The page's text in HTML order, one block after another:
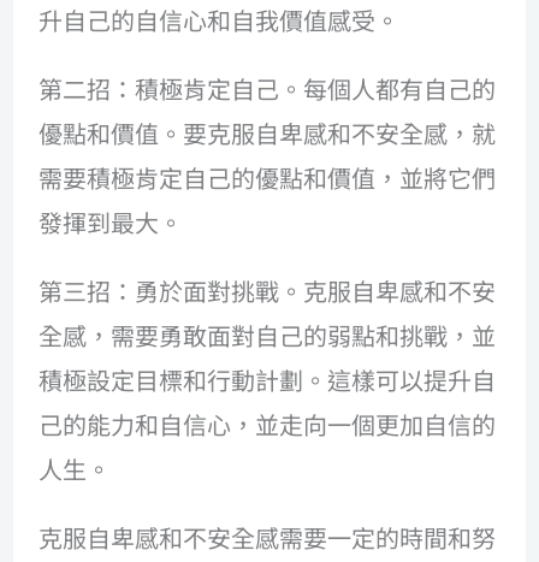
升自己的自信心和自我價值感受。
第二招：積極肯定自己。每個人都有自己的
優點和價值。要克服自卑感和不安全感，就
需要積極肯定自己的優點和價值，並將它們
發揮到最大。
第三招：勇於面對挑戰。克服自卑感和不安
全感，需要勇敢面對自己的弱點和挑戰，並
積極設定目標和行動計劃。這樣可以提升自
己的能力和自信心，並走向一個更加自信的
人生。
克服自卑感和不安全感需要一定的時間和努